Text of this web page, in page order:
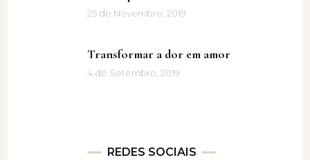
25 de Novembro, 2019
Transformar a dor em amor
4 de Setembro, 2019
REDES SOCIAIS